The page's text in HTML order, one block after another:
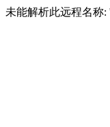
未能解析此远程名称: